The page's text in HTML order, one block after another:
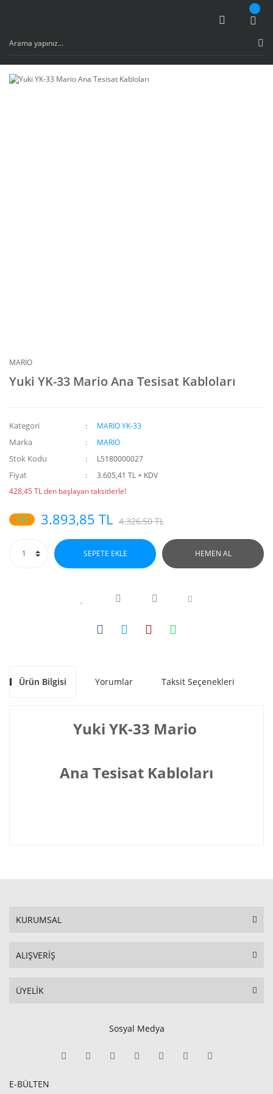
MARİO
Yuki YK-33 Mario Ana Tesisat Kabloları
Kategori MARİO YK-33
Marka MARİO
Stok Kodu L5180000027
Fiyat
3.605,41 TL + KDV
428,45 TL den başlayan taksitlerle!
%10 3.893,85 TL 4.326,50 TL
SEPETE EKLE HEMEN AL
Ürün Bilgisi Yorumlar Taksit Seçenekleri
Yuki YK-33 Mario
Ana Tesisat Kabloları
KURUMSAL
ALIŞVERİŞ
ÜYELİK
Sosyal Medya
E-BÜLTEN